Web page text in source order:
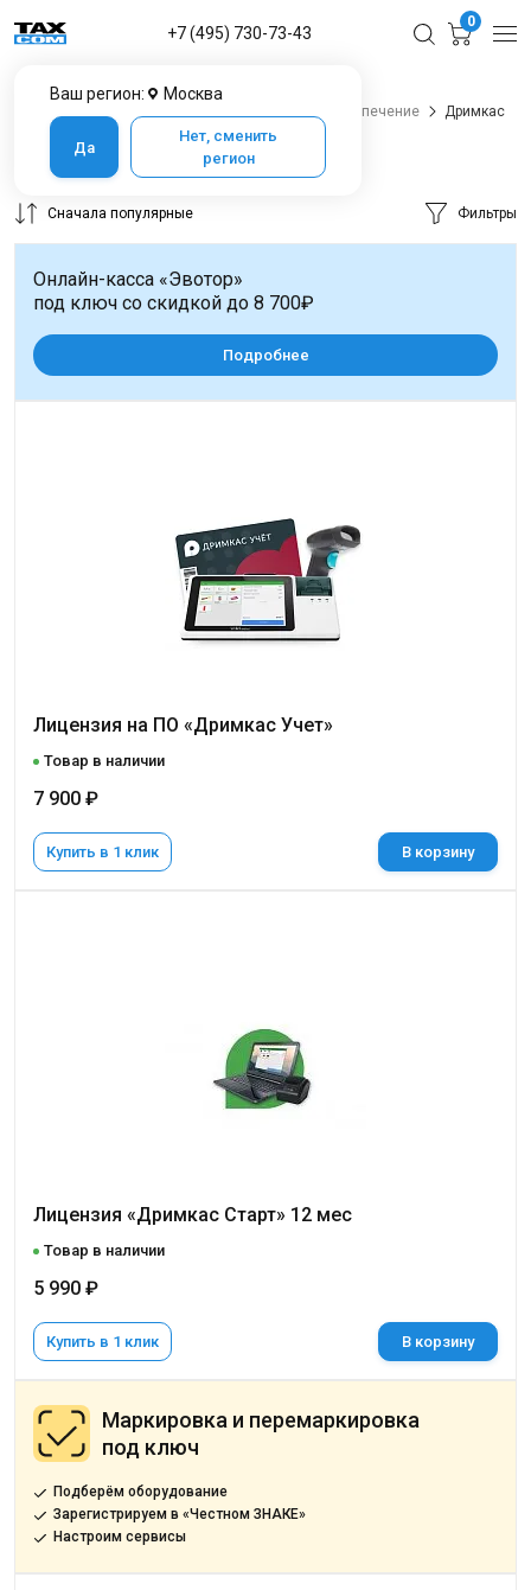
Ваш регион: Москва
Да
Нет, сменить
регион
+7 (495) 730-73-43
0
Программное обеспечение Дримкас
Дримкас 3 товара
Сначала популярные Фильтры
Лицензия на ПО «Дримкас Учет»
Товар в наличии
7 900 ₽
Купить в 1 клик В корзину
Лицензия «Дримкас Старт» 12 мес
Товар в наличии
5 990 ₽
Купить в 1 клик В корзину
Онлайн-касса «Эвотор»
под ключ со скидкой до 8 700₽
Подробнее
Маркировка и перемаркировка
под ключ
Подберём оборудование
Зарегистрируем в «Честном ЗНАКЕ»
Настроим сервисы